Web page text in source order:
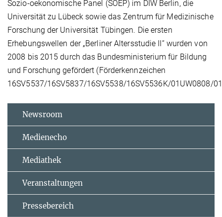
Sozio-oekonomische Panel (SOEP) im DIW Berlin, die
Universität zu Lübeck sowie das Zentrum für Medizinische
Forschung der Universität Tübingen. Die ersten
Erhebungswellen der „Berliner Altersstudie II“ wurden von
2008 bis 2015 durch das Bundesministerium für Bildung
und Forschung gefördert (Förderkennzeichen
16SV5537/16SV5837/16SV5538/16SV5536K/01UW0808/
Newsroom
Medienecho
Mediathek
Veranstaltungen
Pressebereich